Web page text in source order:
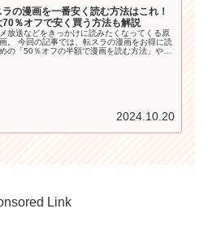
ラの漫画を一番安く読む方法はこれ！
70％オフで安く買う方法も解説
放送などをきっかけに読みたくなってくる原
転スラの漫画をお得に読
の「50％オフの半額で漫画を読む方法」や
2024.10.20
Link